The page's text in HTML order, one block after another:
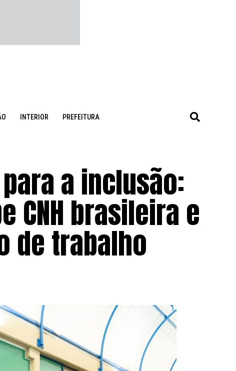
INTERIOR PREFEITURA
a inclusão:
CNH brasileira e
de trabalho